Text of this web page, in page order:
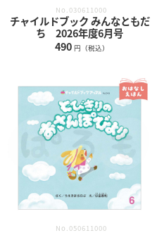
No.030611000
チャイルドブック みんなともだ
ち 2026年度6月号
490 円（税込）
No.050611000